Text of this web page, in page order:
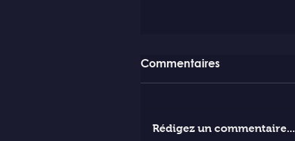
Commentaires
Rédigez un commentaire...